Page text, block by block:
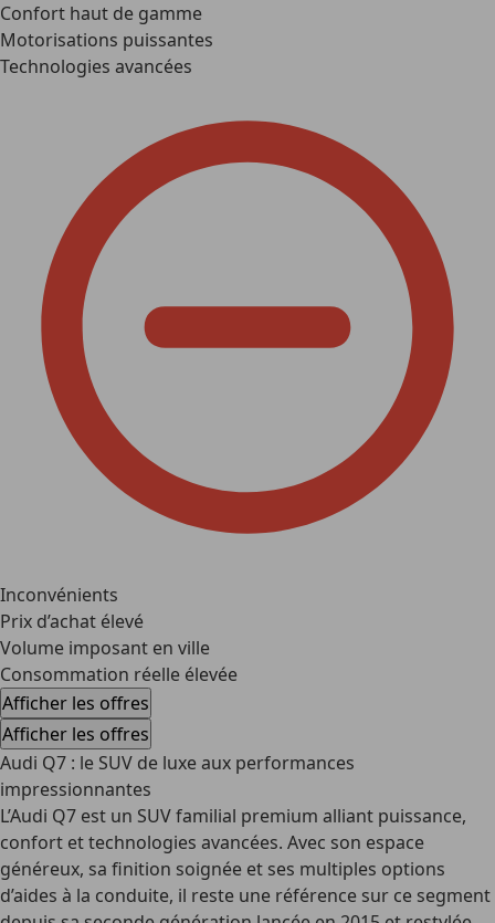
Confort haut de gamme
Motorisations puissantes
Technologies avancées
Inconvénients
Prix d’achat élevé
Volume imposant en ville
Consommation réelle élevée
Afficher les offres
Afficher les offres
Audi Q7 : le SUV de luxe aux performances
impressionnantes
L’Audi Q7 est un SUV familial premium alliant puissance,
confort et technologies avancées. Avec son espace
généreux, sa finition soignée et ses multiples options
d’aides à la conduite, il reste une référence sur ce segment